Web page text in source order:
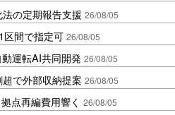
の定期報告支援 26/08/05
区間で指定可 26/08/05
運転AI共同開発 26/08/05
で外部収納提案 26/08/05
点再編費用響く 26/08/05